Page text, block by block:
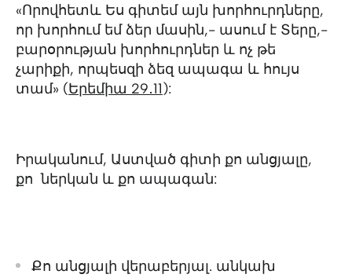
«Որովհետև Ես գիտեմ այն խորհուրդները,
որ խորհում եմ ձեր մասին,- ասում է Տերը,-
բարօրության խորհուրդներ և ոչ թե
չարիքի, որպեսզի ձեզ ապագա և հույս
տամ» (Երեմիա 29․11):
Իրականում, Աստված գիտի քո անցյալը,
քո ներկան և քո ապագան:
Քո անցյալի վերաբերյալ. անկախ